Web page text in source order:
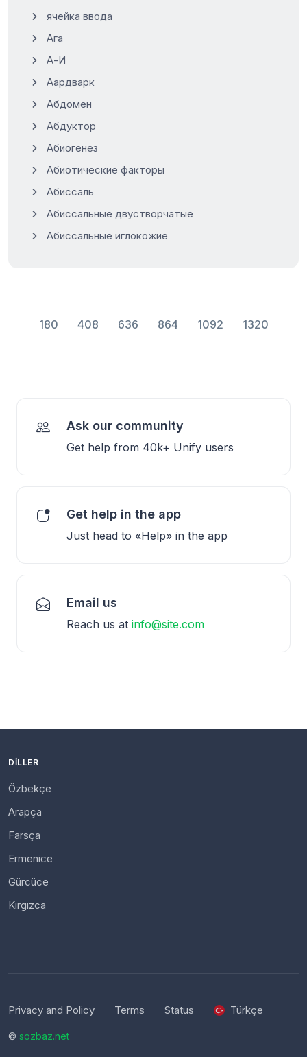
ячейка ввода
Aгa
А-И
Аардварк
Абдомен
Абдуктор
Абиогенез
Абиотические факторы
Абиссаль
Абиссальные двустворчатые
Абиссальные иглокожие
180 408 636 864 1092 1320
Ask our community
Get help from 40k+ Unify users
Get help in the app
Just head to «Help» in the app
Email us
Reach us at info@site.com
DILLER
Özbekçe
Arapça
Farsça
Ermenice
Gürcüce
Kırgızca
Privacy and Policy Terms Status Türkçe
© sozbaz.net